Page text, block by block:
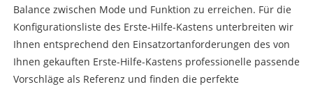
Balance zwischen Mode und Funktion zu erreichen. Für die
Konfigurationsliste des Erste-Hilfe-Kastens unterbreiten wir
Ihnen entsprechend den Einsatzortanforderungen des von
Ihnen gekauften Erste-Hilfe-Kastens professionelle passende
Vorschläge als Referenz und finden die perfekte